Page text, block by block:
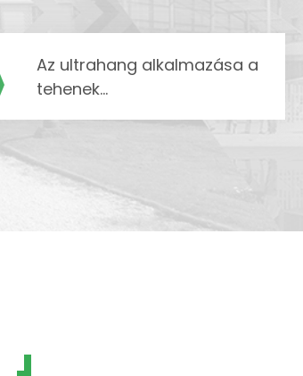
Az ultrahang alkalmazása a
tehenek...